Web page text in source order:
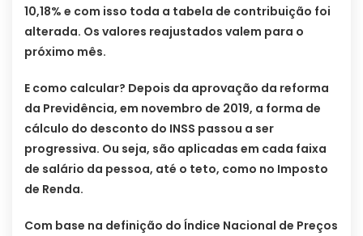
10,18% e com isso toda a tabela de contribuição foi
alterada. Os valores reajustados valem para o
próximo mês.
E como calcular? Depois da aprovação da reforma
da Previdência, em novembro de 2019, a forma de
cálculo do desconto do INSS passou a ser
progressiva. Ou seja, são aplicadas em cada faixa
de salário da pessoa, até o teto, como no Imposto
de Renda.
Com base na definição do Índice Nacional de Preços